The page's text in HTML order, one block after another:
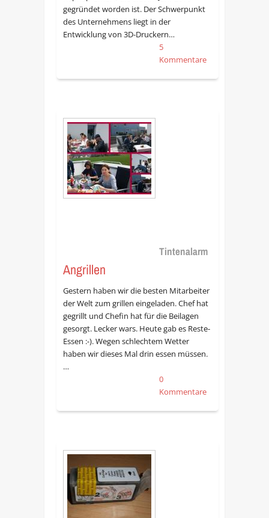
gegründet worden ist. Der Schwerpunkt
des Unternehmens liegt in der
Entwicklung von 3D-Druckern…
5
Kommentare
Tintenalarm
Angrillen
Gestern haben wir die besten Mitarbeiter
der Welt zum grillen eingeladen. Chef hat
gegrillt und Chefin hat für die Beilagen
gesorgt. Lecker wars. Heute gab es Reste-
Essen :-). Wegen schlechtem Wetter
haben wir dieses Mal drin essen müssen.
…
0
Kommentare